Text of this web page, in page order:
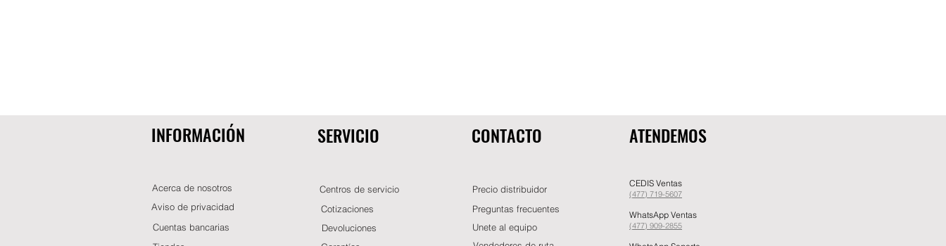
INFORMACIÓN
Acerca de nosotros
Aviso de privacidad
Cuentas bancarias
SERVICIO
Centros de servicio
Cotizaciones
Devoluciones
CONTACTO
Precio distribuidor
Preguntas frecuentes
Unete al equipo
ATENDEMOS
CEDIS Ventas
(477) 719-5607
WhatsApp Ventas
(477) 909-2855